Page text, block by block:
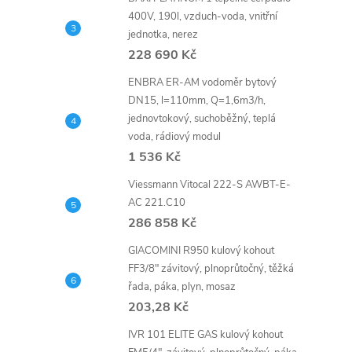
n
l
400V, 190l, vzduch-voda, vnitřní
jednotka, nerez
228 690 Kč
ENBRA ER-AM vodoměr bytový
DN15, l=110mm, Q=1,6m3/h,
jednovtokový, suchoběžný, teplá
voda, rádiový modul
1 536 Kč
Viessmann Vitocal 222-S AWBT-E-
AC 221.C10
286 858 Kč
GIACOMINI R950 kulový kohout
FF3/8" závitový, plnoprůtočný, těžká
řada, páka, plyn, mosaz
203,28 Kč
IVR 101 ELITE GAS kulový kohout